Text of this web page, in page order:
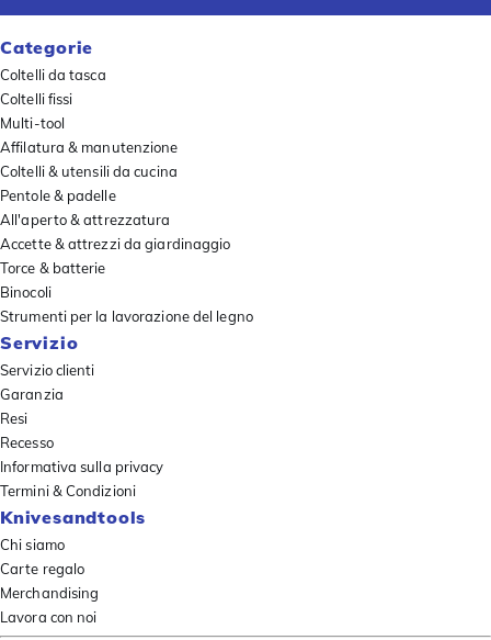
Categorie
Coltelli da tasca
Coltelli fissi
Multi-tool
Affilatura & manutenzione
Coltelli & utensili da cucina
Pentole & padelle
All'aperto & attrezzatura
Accette & attrezzi da giardinaggio
Torce & batterie
Binocoli
Strumenti per la lavorazione del legno
Servizio
Servizio clienti
Garanzia
Resi
Recesso
Informativa sulla privacy
Termini & Condizioni
Knivesandtools
Chi siamo
Carte regalo
Merchandising
Lavora con noi